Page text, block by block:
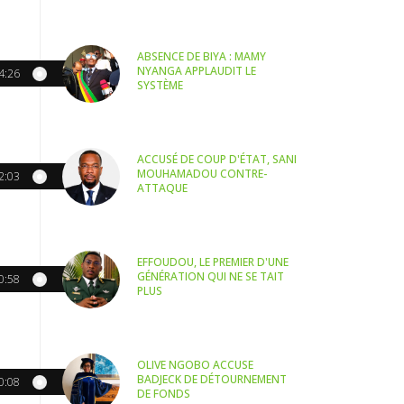
ABSENCE DE BIYA : MAMY
NYANGA APPLAUDIT LE
SYSTÈME
ACCUSÉ DE COUP D'ÉTAT, SANI
MOUHAMADOU CONTRE-
ATTAQUE
EFFOUDOU, LE PREMIER D'UNE
GÉNÉRATION QUI NE SE TAIT
PLUS
OLIVE NGOBO ACCUSE
BADJECK DE DÉTOURNEMENT
DE FONDS